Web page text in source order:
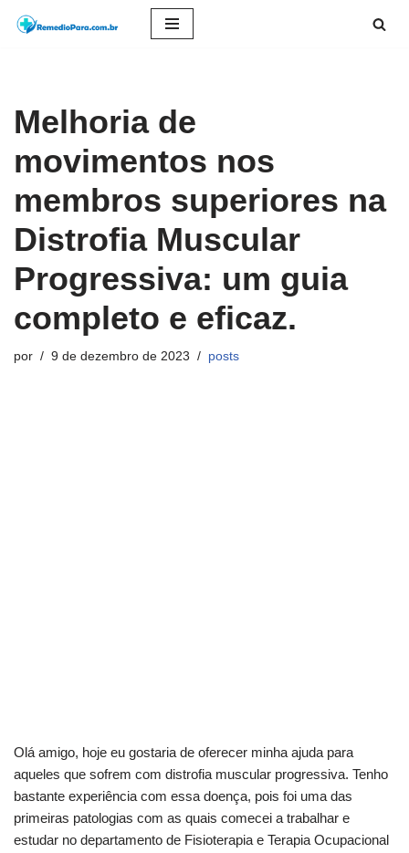
conteúdo
Melhoria de
movimentos nos
membros superiores na
Distrofia Muscular
Progressiva: um guia
completo e eficaz.
por 9 de dezembro de 2023 posts
Olá amigo, hoje eu gostaria de oferecer minha ajuda para
aqueles que sofrem com distrofia muscular progressiva. Tenho
bastante experiência com essa doença, pois foi uma das
primeiras patologias com as quais comecei a trabalhar e
estudar no departamento de Fisioterapia e Terapia Ocupacional